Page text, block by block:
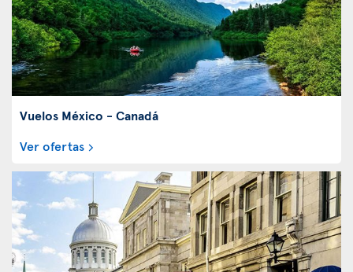
Vuelos México - Canadá
Ver ofertas